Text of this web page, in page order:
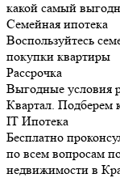
какой самый
Семейная ипотека
Воспользуйтесь
покупки квартиры
Рассрочка
Выгодные условия
Квартал. Подберем
IT Ипотека
Бесплатно
по всем вопросам
недвижимости в